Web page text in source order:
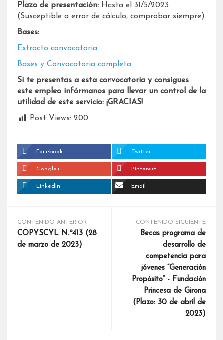
Plazo de presentación: Hasta el 31/5/2023
(Susceptible a error de cálculo, comprobar siempre)
Bases:
Extracto convocatoria
Bases y Convocatoria completa
Si te presentas a esta convocatoria y consigues
este empleo infórmanos para llevar un control de la
utilidad de este servicio: ¡GRACIAS!
Post Views: 200
Facebook Twitter
Google+ Pinterest
LinkedIn Email
CONTENIDO ANTERIOR
COPYSCYL N.º413 (28
de marzo de 2023)
CONTENIDO SIGUIENTE
Becas programa de
desarrollo de
competencia para
jóvenes “Generación
Propósito” - Fundación
Princesa de Girona
(Plazo: 30 de abril de
2023)